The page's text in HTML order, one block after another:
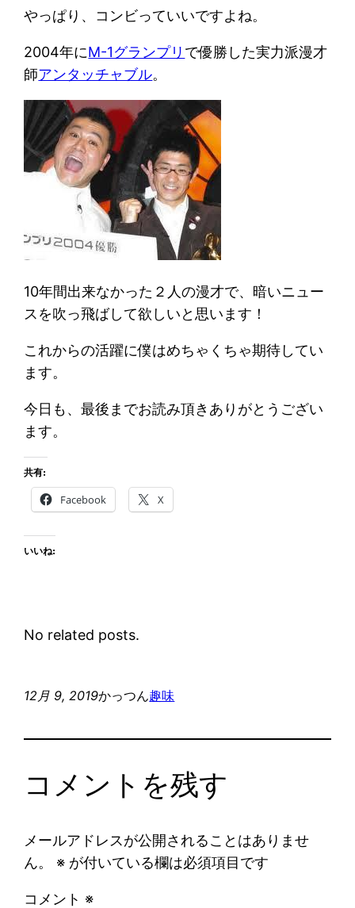
やっぱり、コンビっていいですよね。
2004年にM-1グランプリ で優勝した実力派漫才
師アンタッチャブル。
10年間出来なかった２人の漫才で、暗いニュー
スを吹っ飛ばして欲しいと思います！
これからの活躍に僕はめちゃくちゃ期待してい
ます。
今日も、最後までお読み頂きありがとうござい
ます。
共有:
Facebook X
いいね:
No related posts.
12月 9, 2019かっつん趣味
コメントを残す
メールアドレスが公開されることはありませ
ん。
※ が付いている欄は必須項目です
コメント ※